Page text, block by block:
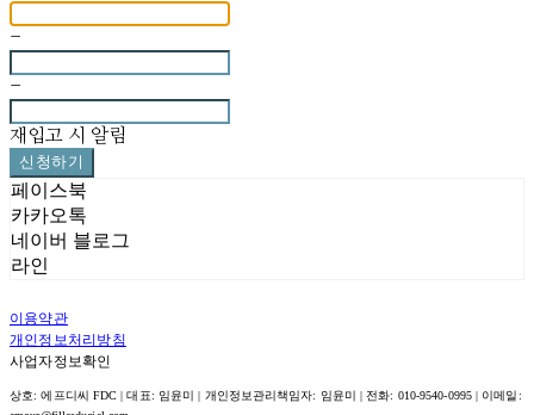
-
-
재입고 시 알림
신청하기
페이스북
카카오톡
네이버 블로그
라인
이용약관
개인정보처리방침
사업자정보확인
상호: 에프디씨 FDC | 대표: 임윤미 | 개인정보관리책임자: 임윤미 | 전화: 010-9540-0995 | 이메일: